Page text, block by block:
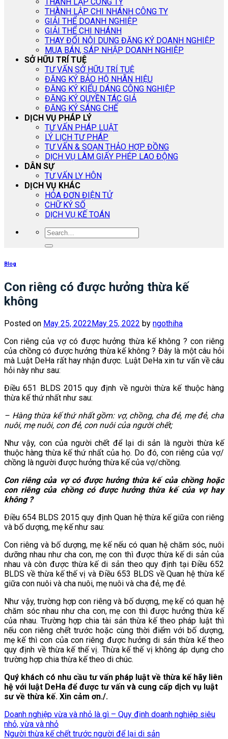
THÀNH LẬP CHI NHÁNH CÔNG TY
GIẢI THỂ DOANH NGHIỆP
GIẢI THỂ CHI NHÁNH
THAY ĐỔI NỘI DUNG ĐĂNG KÝ DOANH NGHIỆP
MUA BÁN, SÁP NHẬP DOANH NGHIỆP
SỞ HỮU TRÍ TUỆ
TƯ VẤN SỞ HỮU TRÍ TUỆ
ĐĂNG KÝ BẢO HỘ NHÃN HIỆU
ĐĂNG KÝ KIỂU DÁNG CÔNG NGHIỆP
ĐĂNG KÝ QUYỀN TÁC GIẢ
ĐĂNG KÝ SÁNG CHẾ
DỊCH VỤ PHÁP LÝ
TƯ VẤN PHÁP LUẬT
LÝ LỊCH TƯ PHÁP
TƯ VẤN & SOẠN THẢO HỢP ĐỒNG
DỊCH VỤ LÀM GIẤY PHÉP LAO ĐỘNG
DÂN SỰ
TƯ VẤN LY HÔN
DỊCH VỤ KHÁC
HÓA ĐƠN ĐIỆN TỬ
CHỮ KÝ SỐ
DỊCH VỤ KẾ TOÁN
Blog
Con riêng có được hưởng thừa kế
không
Posted on May 25, 2022May 25, 2022 by ngothiha
Con riêng của vợ có được hưởng thừa kế không ? con riêng
của chồng có được hưởng thừa kế không ? Đây là một câu hỏi
mà Luật DeHa rất hay nhận được. Luật DeHa xin tư vấn về câu
hỏi này như sau:
Điều 651 BLDS 2015 quy định về người thừa kế thuộc hàng
thừa kế thứ nhất như sau:
– Hàng thừa kế thứ nhất gồm: vợ, chồng, cha đẻ, mẹ đẻ, cha
nuôi, mẹ nuôi, con đẻ, con nuôi của người chết;
Như vậy, con của người chết để lại di sản là người thừa kế
thuộc hàng thừa kế thứ nhất của họ. Do đó, con riêng của vợ/
chồng là người được hưởng thừa kế của vợ/chồng.
Con riêng của vợ có được hưởng thừa kế của chồng hoặc
con riêng của chồng có được hưởng thừa kế của vợ hay
không ?
Điều 654 BLDS 2015 quy định Quan hệ thừa kế giữa con riêng
và bố dượng, mẹ kế như sau:
Con riêng và bố dượng, mẹ kế nếu có quan hệ chăm sóc, nuôi
dưỡng nhau như cha con, mẹ con thì được thừa kế di sản của
nhau và còn được thừa kế di sản theo quy định tại Điều 652
BLDS về thừa kế thế vị và Điều 653 BLDS về Quan hệ thừa kế
giữa con nuôi và cha nuôi, mẹ nuôi và cha đẻ, mẹ đẻ.
Như vậy, trường hợp con riêng và bố dượng, mẹ kế có quan hệ
chăm sóc nhau như cha con, mẹ con thì được hưởng thừa kế
của nhau. Trường hợp chia tài sản thừa kế theo pháp luật thì
nếu con riêng chết trước hoặc cùng thời điểm với bố dượng,
mẹ kế thì con của con riêng được hưởng di sản thừa kế theo
quy định về thừa kế thế vị. Thừa kế thế vị không áp dụng cho
trường hợp chia thừa kế theo di chúc.
Quý khách có nhu cầu tư vấn pháp luật về thừa kế hãy liên
hệ với luật DeHa để được tư vấn và cung cấp dịch vụ luật
sư về thừa kế. Xin cảm ơn./.
Doanh nghiệp vừa và nhỏ là gì – Quy định doanh nghiệp siêu
nhỏ, vừa và nhỏ
Người thừa kế chết trước người để lại di sản